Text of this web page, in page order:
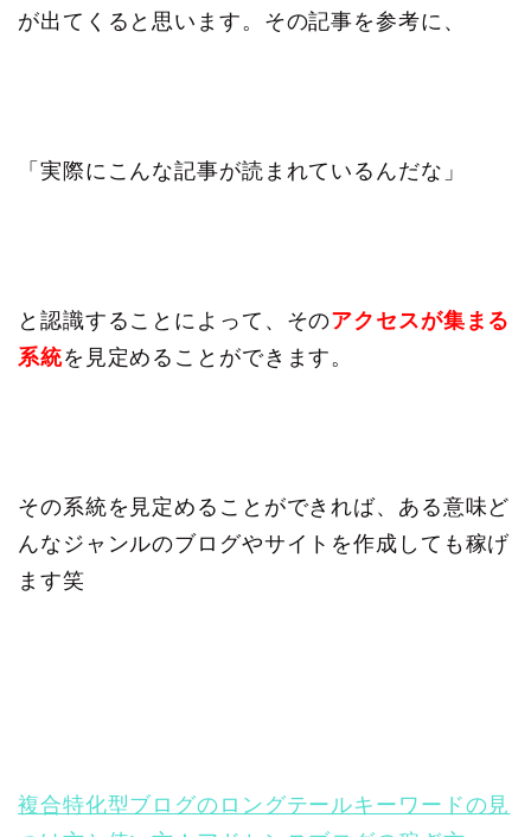
が出てくると思います。その記事を参考に、
「実際にこんな記事が読まれているんだな」
と認識することによって、そのアクセスが集まる
系統を見定めることができます。
その系統を見定めることができれば、ある意味ど
んなジャンルのブログやサイトを作成しても稼げ
ます笑
複合特化型ブログのロングテールキーワードの見